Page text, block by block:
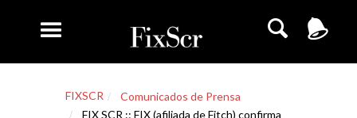
FIXSCR
Comunicados de Prensa
FIX SCR :: FIX (afiliada de Fitch) confirma